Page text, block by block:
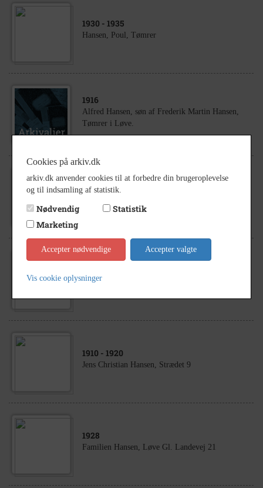
1930 - 1935
Hansen, Poul, Tømrer
1916
Alfred Hansen, søn af Frederik Martin Hansen,
Tømrer i Løve.
1996
1000
Morten Peder Hansen og Mette Marie Hansens
1910 - 1920
Jens Christian Hansen, Strædet 9
1928
Familien Hansen, Løve Gl. Landevej 21
Cookies på arkiv.dk
arkiv.dk anvender cookies til at forbedre din brugeroplevelse
og til indsamling af statistik.
Nødvendig
Statistik
Marketing
Accepter nødvendige Accepter valgte
Vis cookie oplysninger